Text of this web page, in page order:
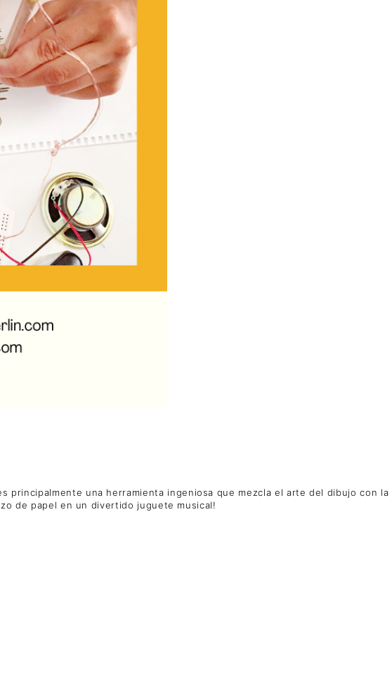
principalmente una herramienta ingeniosa que mezcla el arte del dibujo con la
de papel en un divertido juguete musical!